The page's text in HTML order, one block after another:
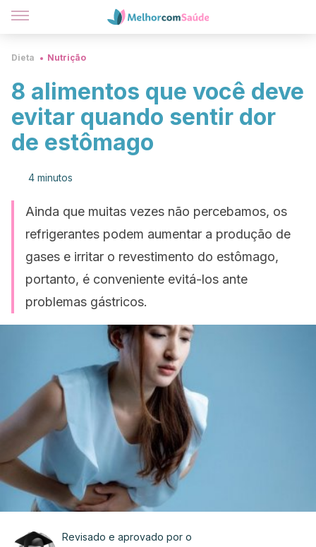
Dieta Nutrição
8 alimentos que você deve
evitar quando sentir dor
de estômago
4 minutos
Ainda que muitas vezes não percebamos, os
refrigerantes podem aumentar a produção de
gases e irritar o revestimento do estômago,
portanto, é conveniente evitá-los ante
problemas gástricos.
Revisado e aprovado por o